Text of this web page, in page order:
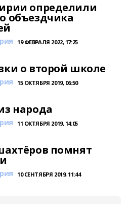
определили
объездчика
19 ФЕВРАЛЯ 2022, 17:25
о второй школе
15 ОКТЯБРЯ 2019, 06:50
народа
11 ОКТЯБРЯ 2019, 14:05
помнят
10 СЕНТЯБРЯ 2019, 11:44